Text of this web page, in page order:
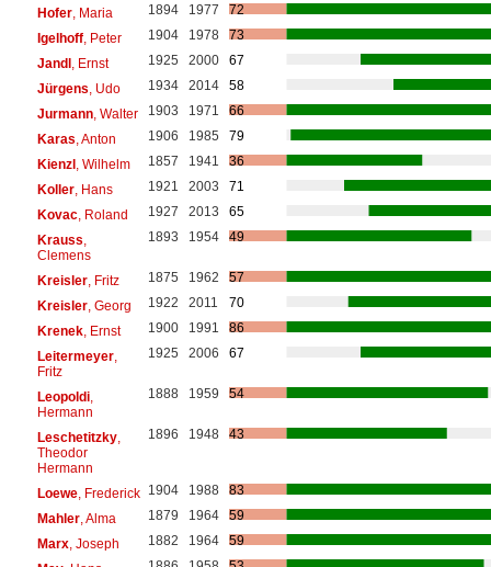
Hofer, Maria 1894 1977
72
Igelhoff, Peter 1904 1978
73
Jandl, Ernst 1925 2000
67
Jürgens , Udo 1934 2014
58
Jurmann, Walter 1903 1971
66
Karas , Anton 1906 1985
79
Kienzl, Wilhelm 1857 1941
36
Koller, Hans 1921 2003
71
Kovac, Roland 1927 2013
65
Krauss
Clemens
1893 1954 49
Kreisler, Fritz 1875 1962
57
Kreisler, Georg 1922 2011
70
Krenek, Ernst 1900 1991
86
Leitermeyer,
Fritz
1925 2006 67
Leopoldi,
Hermann
1888 1959 54
Leschetitzky,
Theodor
Hermann
1896 1948 43
Loewe, Frederick 1904 1988
83
Mahler, Alma 1879 1964
59
Marx, Joseph 1882 1964
59